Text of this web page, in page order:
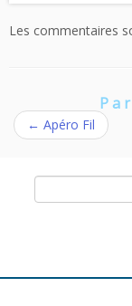
Les commentaires
← Apéro Fil
Rechercher :